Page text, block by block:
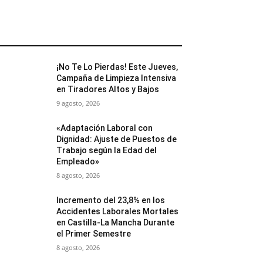
¡No Te Lo Pierdas! Este Jueves,
Campaña de Limpieza Intensiva
en Tiradores Altos y Bajos
9 agosto, 2026
«Adaptación Laboral con
Dignidad: Ajuste de Puestos de
Trabajo según la Edad del
Empleado»
8 agosto, 2026
Incremento del 23,8% en los
Accidentes Laborales Mortales
en Castilla-La Mancha Durante
el Primer Semestre
8 agosto, 2026